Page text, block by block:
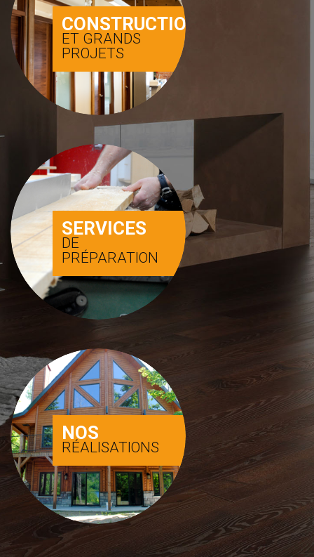
CONSTRUCTION
ET GRANDS
PROJETS
SERVICES
DE
PRÉPARATION
NOS
RÉALISATIONS